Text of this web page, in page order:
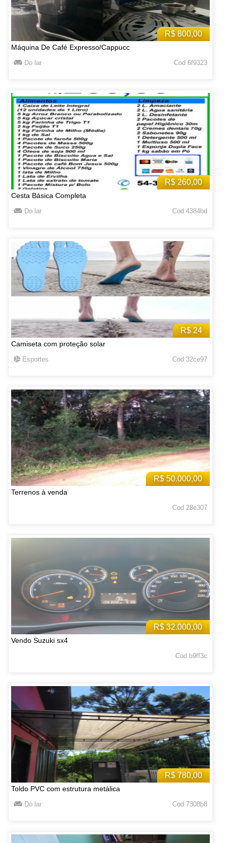
R$ 800,00
Máquina De Café Expresso/Cappucc
Do lar Cod 6f9323
R$ 260,00
Cesta Básica Completa
Do lar Cod 4384bd
R$ 24
Camiseta com proteção solar
Esportes Cod 32ce97
R$ 50.000,00
Terrenos à venda
Cod 28e307
R$ 32.000,00
Vendo Suzuki sx4
Cod b9ff3c
R$ 780,00
Toldo PVC com estrutura metálica
Do lar Cod 7308b8